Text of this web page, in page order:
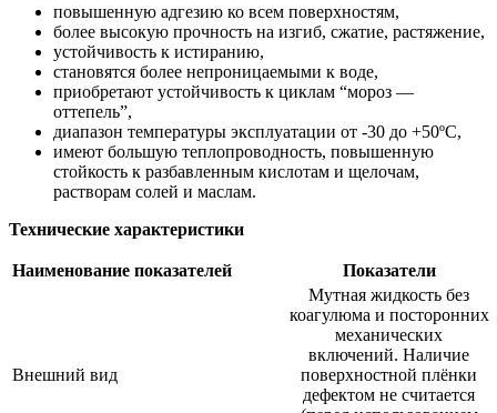
повышенную адгезию ко всем поверхностям,
более высокую прочность на изгиб, сжатие, растяжение,
устойчивость к истиранию,
становятся более непроницаемыми к воде,
приобретают устойчивость к циклам “мороз —
оттепель”,
диапазон температуры эксплуатации от -30 до +50ºС,
имеют большую теплопроводность, повышенную
стойкость к разбавленным кислотам и щелочам,
растворам солей и маслам.
Технические характеристики
Наименование показателей Показатели
Внешний вид
Мутная жидкость без
коагулюма и посторонних
механических
включений. Наличие
поверхностной плёнки
дефектом не считается